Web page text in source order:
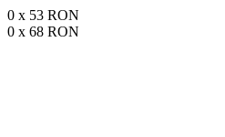
0 x 53 RON
0 x 68 RON